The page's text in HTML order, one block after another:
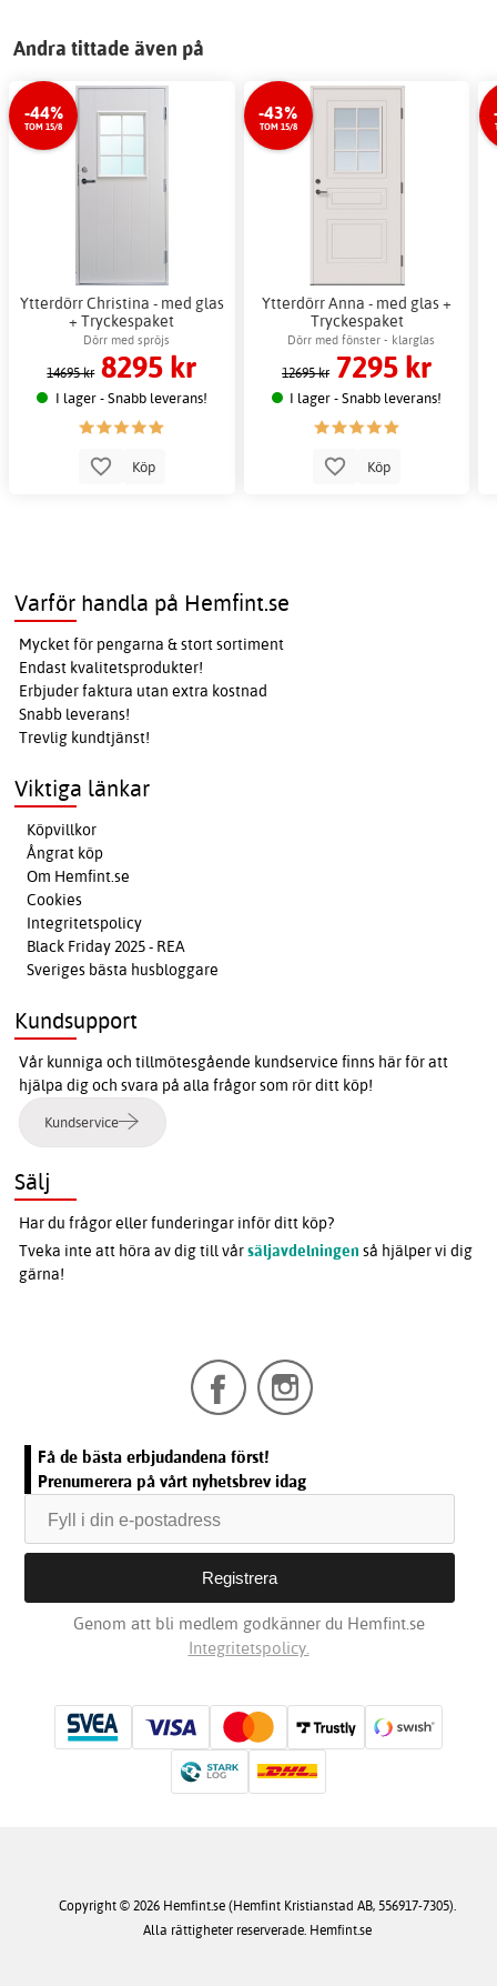
Andra tittade även på
-44%
TOM 15/8
Ytterdörr Christina - med glas
+ Tryckespaket
Dörr med spröjs
14695 kr 8295 kr
I lager - Snabb leverans!
Köp
-43%
TOM 15/8
Ytterdörr Anna - med glas +
Tryckespaket
Dörr med fönster - klarglas
12695 kr 7295 kr
I lager - Snabb leverans!
Köp
Varför handla på Hemfint.se
Mycket för pengarna & stort sortiment
Endast kvalitetsprodukter!
Erbjuder faktura utan extra kostnad
Snabb leverans!
Trevlig kundtjänst!
Viktiga länkar
Köpvillkor
Ångrat köp
Om Hemfint.se
Cookies
Integritetspolicy
Black Friday 2025 - REA
Sveriges bästa husbloggare
Kundsupport
Vår kunniga och tillmötesgående kundservice finns här för att
hjälpa dig och svara på alla frågor som rör ditt köp!
Kundservice
Sälj
Har du frågor eller funderingar inför ditt köp?
Tveka inte att höra av dig till vårsäljavdelningen så hjälper vi dig
gärna!
Få de bästa erbjudandena först!
Prenumerera på vårt nyhetsbrev idag
Genom att bli medlem godkänner du Hemfint.se
Integritetspolicy.
Copyright © 2026 Hemfint.se (Hemfint Kristianstad AB, 556917-7305).
Alla rättigheter reserverade. Hemfint.se